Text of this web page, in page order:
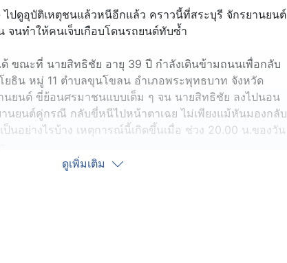
ไปดูอุบัติเหตุชนแล้วหนีอีกแล้ว คราวนี้ที่สระบุรี จักรยานยนต์
นทำให้คนเจ็บเกือบโดนรถยนต์ทับซ้ำ
ด้ ขณะที่ นายสิทธิชัย อายุ 39 ปี กำลังเดินข้ามถนนเพื่อกลับ
ธิน หมู่ 11 ตำบลขุนโขลน อำเภอพระพุทธบาท จังหวัด
นยนต์ ขี่ย้อนศรมาชนแบบเต็ม ๆ จน นายสิทธิชัย ลงไปนอน
นยนต์คู่กรณี กลับขี่หนีไปหน้าตาเฉย ไม่เพียงแม้หันมองกลับ
ป็นอย่างไรบ้าง เหตุการณ์นี้เกิดขึ้นเมื่อ ช่วง 20.00 น.ของวัน
ดูเพิ่มเติม